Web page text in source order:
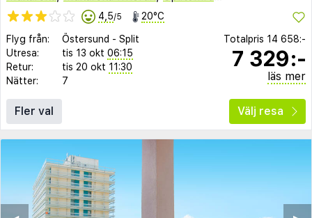
4,5/5 20°C
Flyg från: Östersund - Split
Utresa:
tis 13 okt 06:15
Retur:
tis 20 okt 11:30
Nätter:
7
Totalpris 14 658:-
7 329:-
läs mer
Fler val Välj resa